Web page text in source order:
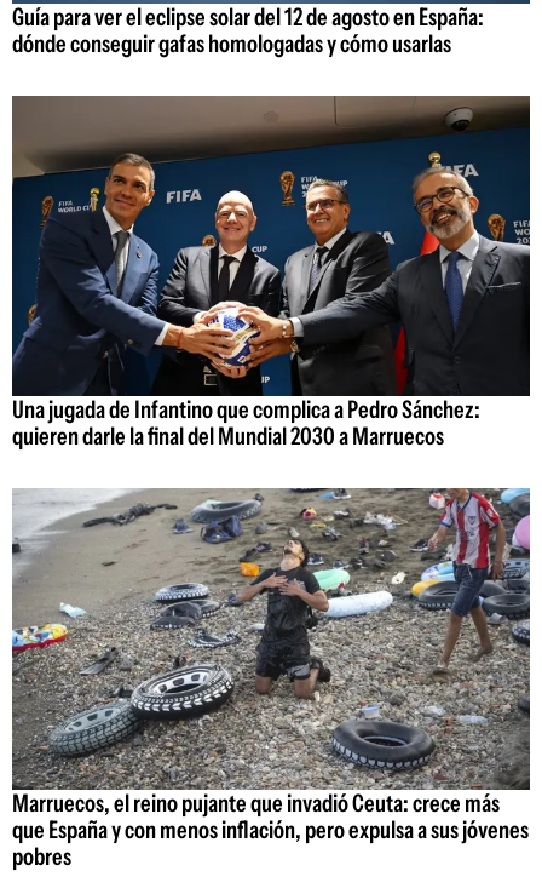
Guía para ver el eclipse solar del 12 de agosto en España:
dónde conseguir gafas homologadas y cómo usarlas
Una jugada de Infantino que complica a Pedro Sánchez:
quieren darle la final del Mundial 2030 a Marruecos
Marruecos, el reino pujante que invadió Ceuta: crece más
que España y con menos inflación, pero expulsa a sus jóvenes
pobres